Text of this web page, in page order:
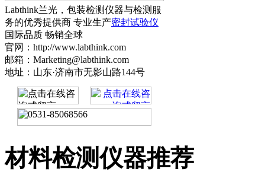
Labthink兰光，包装检测仪器与检测服
务的优秀提供商 专业生产密封试验仪
国际品质 畅销全球
官网：http://www.labthink.com
邮箱：Marketing@labthink.com
地址：山东·济南市无影山路144号
材料检测仪器推荐